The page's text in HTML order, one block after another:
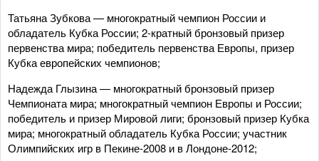
Татьяна Зубкова — многократный чемпион России и
обладатель Кубка России; 2-кратный бронзовый призер
первенства мира; победитель первенства Европы, призер
Кубка европейских чемпионов;
Надежда Глызина — многократный бронзовый призер
Чемпионата мира; многократный чемпион Европы и России;
победитель и призер Мировой лиги; бронзовый призер Кубка
мира; многократный обладатель Кубка России; участник
Олимпийских игр в Пекине-2008 и в Лондоне-2012;